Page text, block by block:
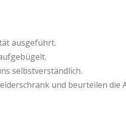
ausgeführt.
selbstverständlich.
und beurteilen die